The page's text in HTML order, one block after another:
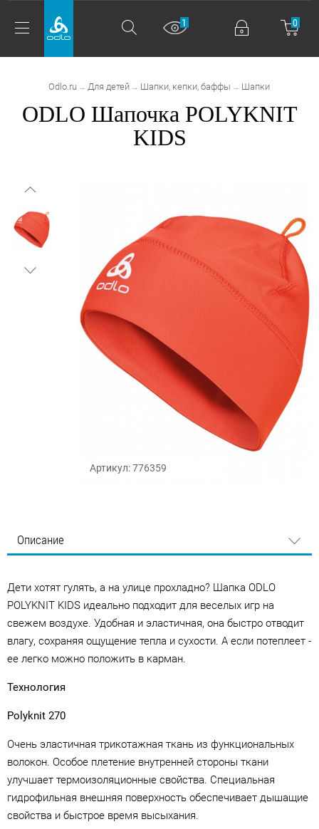
0
1
Odlo.ru → Для детей → Шапки, кепки, баффы → Шапки
ODLO Шапочка POLYKNIT
KIDS
Артикул: 776359
Описание
Дети хотят гулять, а на улице прохладно? Шапка ODLO
POLYKNIT KIDS идеально подходит для веселых игр на
свежем воздухе. Удобная и эластичная, она быстро отводит
влагу, сохраняя ощущение тепла и сухости. А если потеплеет -
ее легко можно положить в карман.
Технология
Polyknit 270
Очень эластичная трикотажная ткань из функциональных
волокон. Особое плетение внутренней стороны ткани
улучшает термоизоляционные свойства. Специальная
гидрофильная внешняя поверхность обеспечивает дышащие
свойства и быстрое время высыхания.